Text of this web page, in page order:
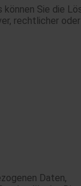
Sie die
rechtlicher oder
Daten,